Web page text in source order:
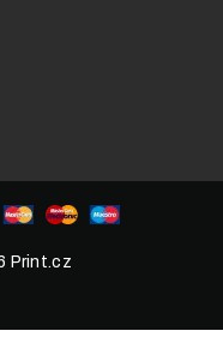
Print.cz